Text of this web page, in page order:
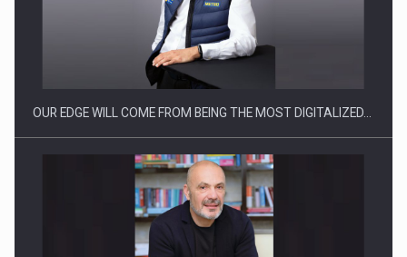
Producatorii si comerciantii care nu se supun noilor
OUR EDGE WILL COME FROM BEING THE MOST DIGITALIZED…